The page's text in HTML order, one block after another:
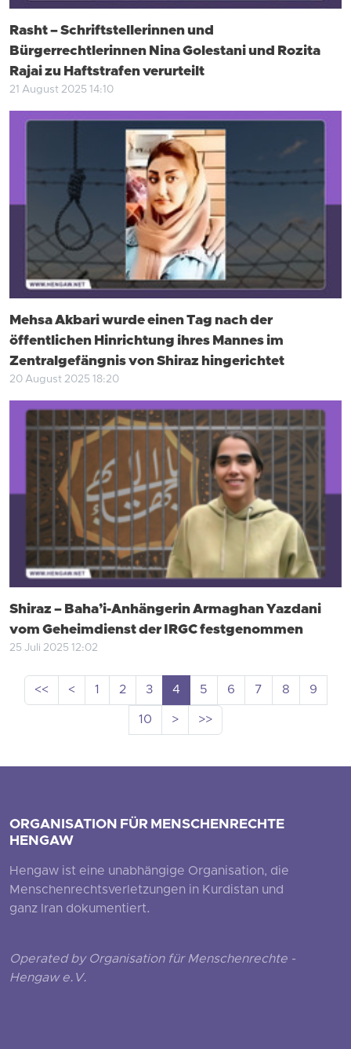
Rasht – Schriftstellerinnen und
Bürgerrechtlerinnen Nina Golestani und Rozita
Rajai zu Haftstrafen verurteilt
21 August 2025 14:10
Mehsa Akbari wurde einen Tag nach der
öffentlichen Hinrichtung ihres Mannes im
Zentralgefängnis von Shiraz hingerichtet
20 August 2025 18:20
Shiraz – Baha’i-Anhängerin Armaghan Yazdani
vom Geheimdienst der IRGC festgenommen
25 Juli 2025 12:02
<< < 1 2 3 4 5 6 7 8
9
10
> >>
ORGANISATION FÜR MENSCHENRECHTE
HENGAW
Hengaw ist eine unabhängige Organisation, die
Menschenrechtsverletzungen in Kurdistan und
ganz Iran dokumentiert.
Operated by Organisation für Menschenrechte -
Hengaw e.V.